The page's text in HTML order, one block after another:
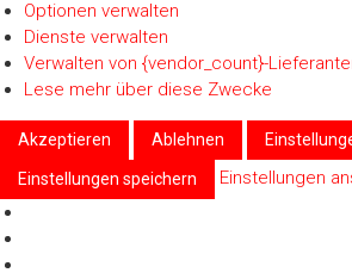
Optionen verwalten
Dienste verwalten
Verwalten von {vendor_count}-
Lese mehr über diese Zwecke
Akzeptieren Ablehnen
Einstellungen speichern Einstellungen